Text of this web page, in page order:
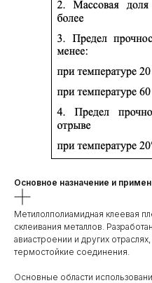
Основное назначение и
Метилолполиамидная клеевая
склеивания металлов.
авиастроении и других
термостойкие соединения.
Основные области